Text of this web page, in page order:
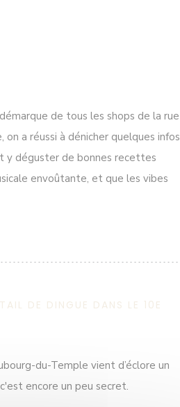
de tous les shops de la rue
a réussi à dénicher quelques infos
y déguster de bonnes recettes
envoûtante, et que les vibes
DE DINGUE DANS LE 10E
du-Temple vient d’éclore un
encore un peu secret.